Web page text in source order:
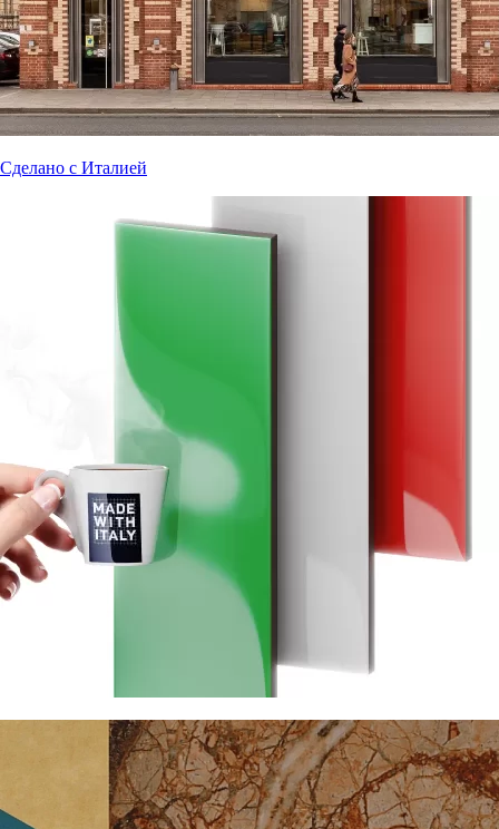
Сделано с Италией